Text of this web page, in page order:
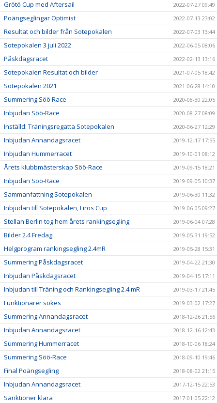
Grötö Cup med Aftersail 2022-07-27 09:49
Poängseglingar Optimist 2022-07-13 23:02
Resultat och bilder från Sotepokalen 2022-07-03 13:44
Sotepokalen 3 juli 2022 2022-06-05 08:06
Påskdagsracet 2022-02-13 13:16
Sotepokalen Resultat och bilder 2021-07-05 18:42
Sotepokalen 2021 2021-06-28 14:10
Summering Söö Race 2020-08-30 22:05
Inbjudan Söö-Race 2020-08-27 08:09
Inställd: Träningsregatta Sotepokalen 2020-06-27 12:29
Inbjudan Annandagsracet 2019-12-17 17:55
Inbjudan Hummerracet 2019-10-01 08:12
Årets klubbmästerskap Söö-Race 2019-09-15 18:21
Inbjudan Söö-Race 2019-09-05 10:37
Sammanfattning Sotepokalen 2019-06-30 11:32
Inbjudan till Sotepokalen, Liros Cup 2019-06-05 09:27
Stellan Berlin tog hem årets rankingsegling 2019-06-04 07:28
Bilder 2.4 Fredag 2019-05-31 19:52
Helgprogram rankingsegling 2.4mR 2019-05-28 15:31
Summering Påskdagsracet 2019-04-22 21:30
Inbjudan Påskdagsracet 2019-04-15 17:11
Inbjudan till Träning och Rankingsegling 2.4 mR 2019-03-17 21:45
Funktionärer sökes 2019-03-02 17:27
Summering Annandagsracet 2018-12-26 21:56
Inbjudan Annandagsracet 2018-12-16 12:43
Summering Hummerracet 2018-10-06 18:24
Summering Söö-Race 2018-09-10 19:46
Final Poängsegling 2018-08-02 21:15
Inbjudan Annandagsracet 2017-12-15 22:53
Sanktioner klara 2017-01-05 22:12